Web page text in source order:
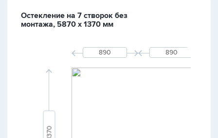
Остекление на 7 створок без
монтажа, 5870 х 1370 мм